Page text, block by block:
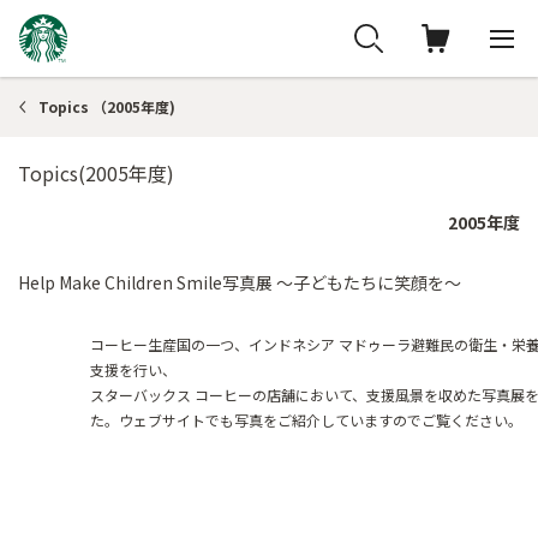
Topics （2005年度)
Topics(2005年度)
2005年度
Help Make Children Smile写真展 ～子どもたちに笑顔を～
コーヒー生産国の一つ、インドネシア マドゥーラ避難民の衛生・栄
支援を行い、
スターバックス コーヒーの店舗において、支援風景を収めた写真展
た。ウェブサイトでも写真をご紹介していますのでご覧ください。